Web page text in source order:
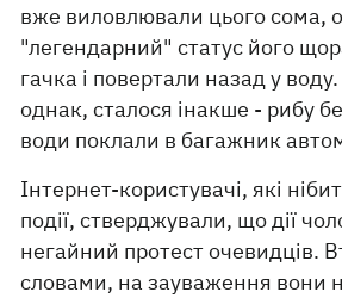
вже виловлювали цього сома,
"легендарний" статус його
гачка і повертали назад у
однак, сталося інакше - рибу
води поклали в багажник
Інтернет-користувачі, які
події, стверджували, що дії
негайний протест очевидців.
словами, на зауваження вони